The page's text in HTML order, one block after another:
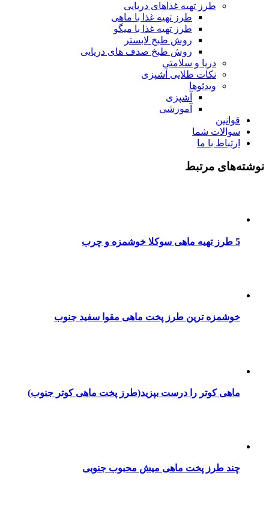
طرز تهیه غذاهای دریایی
طرز تهیه غذا با ماهی
طرز تهیه غذا با میگو
روش طبخ لابستر
روش طبخ صدف های دریایی
دریا و سلامتی
نکات طلایی آشپزی
ویدئوها
آشپزی
آموزشی
قوانین
سوالات شما
ارتباط با ما
نوشته‌های مرتبط
5 طرز تهیه ماهی سوکلا خوشمزه و چرب
خوشمزه ترین طرز پخت ماهی مقوا سفید جنوب
ماهی کوتر را درست بپزید(طرز پخت ماهی کوتر جنوب)
چند طرز پخت ماهی میش محبوب جنوبی